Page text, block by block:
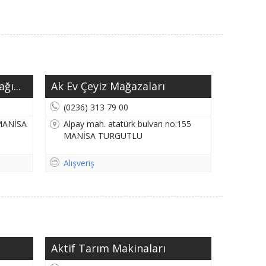
Ak Ev Çeyiz Mağazaları
(0236) 313 79 00
Alpay mah. atatürk bulvarı no:155
MANİSA TURGUTLU
Alışveriş
Aktif Tarım Makinaları